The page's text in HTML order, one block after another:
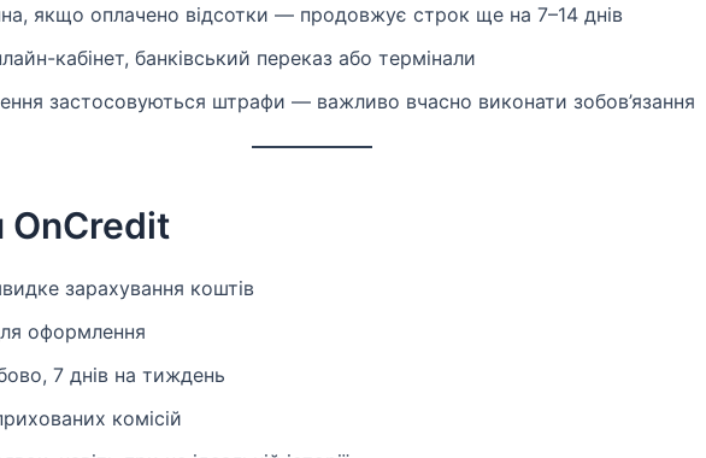
якщо оплачено відсотки — продовжує строк ще на 7–14 днів
кабінет, банківський переказ або термінали
застосовуються штрафи — важливо вчасно виконати зобов’язання
OnCredit
зарахування коштів
оформлення
7 днів на тиждень
комісій